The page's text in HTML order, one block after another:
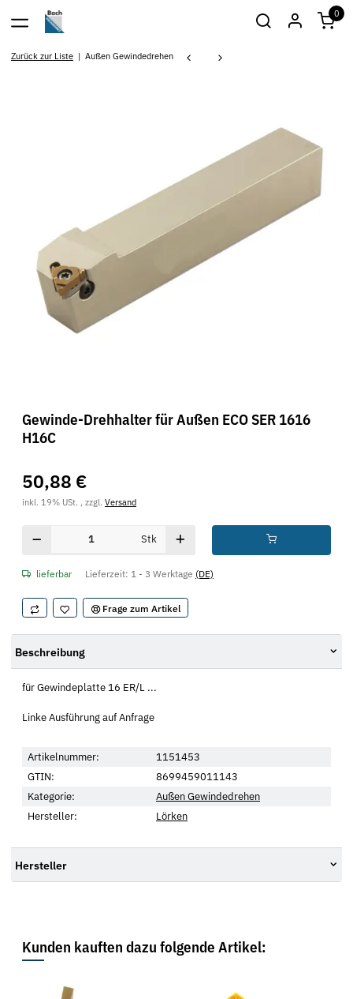
0
Zurück zur Liste Außen Gewindedrehen
Gewinde-Drehhalter für Außen ECO SER 1616
H16C
50,88 €
inkl. 19% USt. , zzgl. Versand
Stk
lieferbar Lieferzeit: 1 - 3 Werktage (DE)
Frage zum Artikel
Beschreibung
für Gewindeplatte 16 ER/L ...
Linke Ausführung auf Anfrage
Artikelnummer:
1151453
GTIN:
8699459011143
Kategorie:
Außen Gewindedrehen
Hersteller:
Lörken
Hersteller
Kunden kauften dazu folgende Artikel: